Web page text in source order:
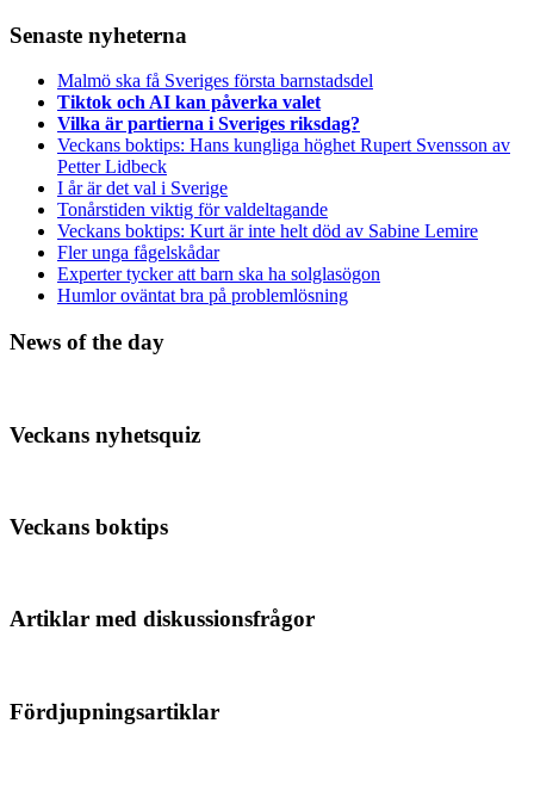
Senaste nyheterna
Malmö ska få Sveriges första barnstadsdel
Tiktok och AI kan påverka valet
Vilka är partierna i Sveriges riksdag?
Veckans boktips: Hans kungliga höghet Rupert Svensson av
Petter Lidbeck
I år är det val i Sverige
Tonårstiden viktig för valdeltagande
Veckans boktips: Kurt är inte helt död av Sabine Lemire
Fler unga fågelskådar
Experter tycker att barn ska ha solglasögon
Humlor oväntat bra på problemlösning
News of the day
Veckans nyhetsquiz
Veckans boktips
Artiklar med diskussionsfrågor
Fördjupningsartiklar